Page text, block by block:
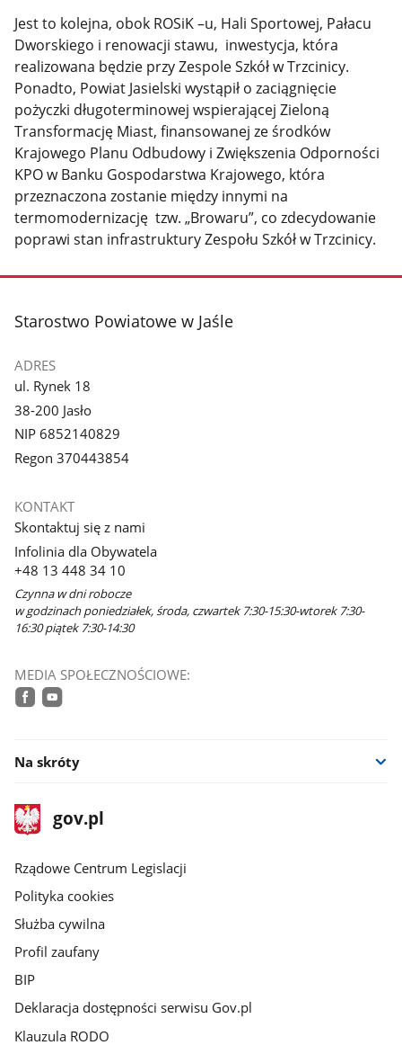
Jest to kolejna, obok ROSiK –u, Hali Sportowej, Pałacu
Dworskiego i renowacji stawu, inwestycja, która
realizowana będzie przy Zespole Szkół w Trzcinicy.
Ponadto, Powiat Jasielski wystąpił o zaciągnięcie
pożyczki długoterminowej wspierającej Zieloną
Transformację Miast, finansowanej ze środków
Krajowego Planu Odbudowy i Zwiększenia Odporności
KPO w Banku Gospodarstwa Krajowego, która
przeznaczona zostanie między innymi na
termomodernizację tzw. „Browaru”, co zdecydowanie
poprawi stan infrastruktury Zespołu Szkół w Trzcinicy.
stopka
Starostwo Powiatowe w Jaśle
ADRES
ul. Rynek 18
38-200 Jasło
NIP 6852140829
Regon 370443854
KONTAKT
Skontaktuj się z nami
Infolinia dla Obywatela
+48 13 448 34 10
Czynna w dni robocze
w godzinach poniedziałek, środa, czwartek 7:30-15:30-wtorek 7:30-
16:30 piątek 7:30-14:30
MEDIA SPOŁECZNOŚCIOWE:
Na skróty
stopka
gov.plStrona
gov.pl
Rządowe Centrum Legislacji
Polityka cookies
Służba cywilna
Profil zaufany
BIP
Deklaracja dostępności serwisu Gov.pl
Klauzula RODO